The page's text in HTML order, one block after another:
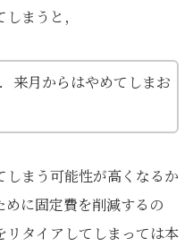
まうと，
来月からはやめてしまお
しまう可能性が高くなるか
めに固定費を削減するの
リタイアしてしまっては本